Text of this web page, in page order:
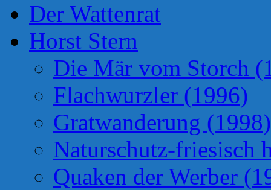
Der Wattenrat
Horst Stern
Die Mär vom Storch
Flachwurzler (1996)
Gratwanderung (1998)
Naturschutz-friesisch
Quaken der Werber